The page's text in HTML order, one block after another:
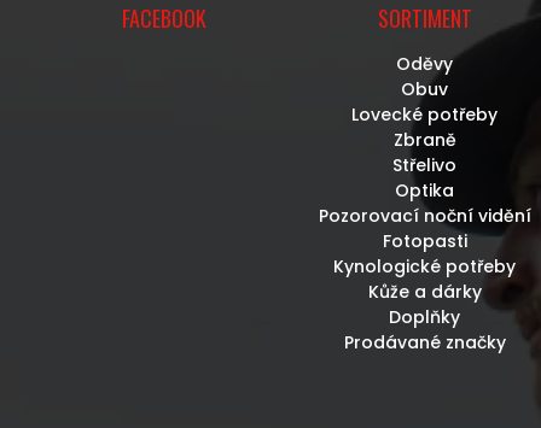
FACEBOOK SORTIMENT
Oděvy
Obuv
Lovecké potřeby
Zbraně
Střelivo
Optika
Pozorovací noční vidění
Fotopasti
Kynologické potřeby
Kůže a dárky
Doplňky
Prodávané značky